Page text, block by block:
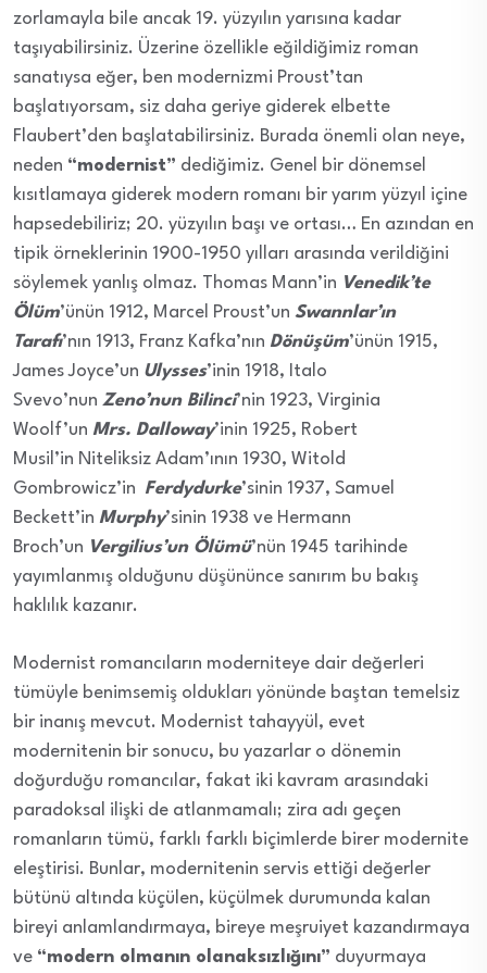
zorlamayla bile ancak 19. yüzyılın yarısına kadar
taşıyabilirsiniz. Üzerine özellikle eğildiğimiz roman
sanatıysa eğer, ben modernizmi Proust’tan
başlatıyorsam, siz daha geriye giderek elbette
Flaubert’den başlatabilirsiniz. Burada önemli olan neye,
neden “modernist” dediğimiz. Genel bir dönemsel
kısıtlamaya giderek modern romanı bir yarım yüzyıl içine
hapsedebiliriz; 20. yüzyılın başı ve ortası… En azından en
tipik örneklerinin 1900-1950 yılları arasında verildiğini
söylemek yanlış olmaz. Thomas Mann’in Venedik’te
Ölüm’ünün 1912, Marcel Proust’un Swannlar’ın
Tarafı’nın 1913, Franz Kafka’nın Dönüşüm’ünün 1915,
James Joyce’un Ulysses’inin 1918, Italo
Svevo’nun Zeno’nun Bilinci’nin 1923, Virginia
Woolf’un Mrs. Dalloway’inin 1925, Robert
Musil’in Niteliksiz Adam’ının 1930, Witold
Gombrowicz’in Ferdydurke’sinin 1937, Samuel
Beckett’in Murphy’sinin 1938 ve Hermann
Broch’un Vergilius’un Ölümü’nün 1945 tarihinde
yayımlanmış olduğunu düşününce sanırım bu bakış
haklılık kazanır.
Modernist romancıların moderniteye dair değerleri
tümüyle benimsemiş oldukları yönünde baştan temelsiz
bir inanış mevcut. Modernist tahayyül, evet
modernitenin bir sonucu, bu yazarlar o dönemin
doğurduğu romancılar, fakat iki kavram arasındaki
paradoksal ilişki de atlanmamalı; zira adı geçen
romanların tümü, farklı farklı biçimlerde birer modernite
eleştirisi. Bunlar, modernitenin servis ettiği değerler
bütünü altında küçülen, küçülmek durumunda kalan
bireyi anlamlandırmaya, bireye meşruiyet kazandırmaya
ve “modern olmanın olanaksızlığını” duyurmaya